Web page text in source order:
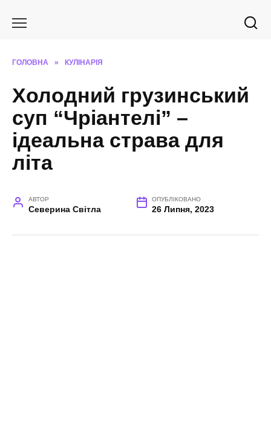
ГОЛОВНА » КУЛІНАРІЯ
Холодний грузинський
суп “Чріантелі” –
ідеальна страва для
літа
АВТОР
Северина Світла
ОПУБЛІКОВАНО
26 Липня, 2023